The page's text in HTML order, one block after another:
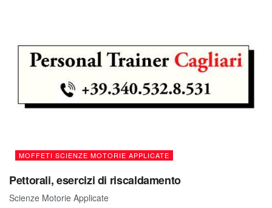
MOFFETI SCIENZE MOTORIE APPLICATE
Pettorali, esercizi di riscaldamento
Scienze Motorie Applicate